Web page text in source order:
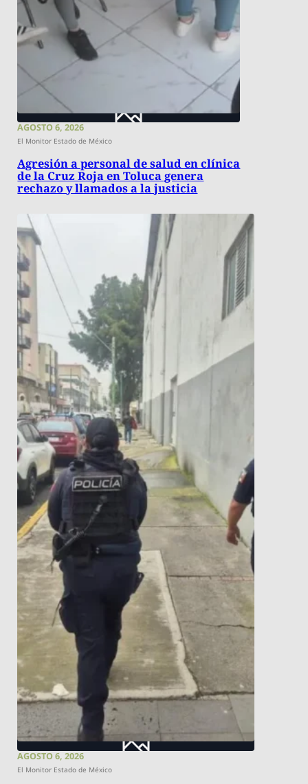
AGOSTO 6, 2026
El Monitor Estado de México
Agresión a personal de salud en clínica
de la Cruz Roja en Toluca genera
rechazo y llamados a la justicia
AGOSTO 6, 2026
El Monitor Estado de México